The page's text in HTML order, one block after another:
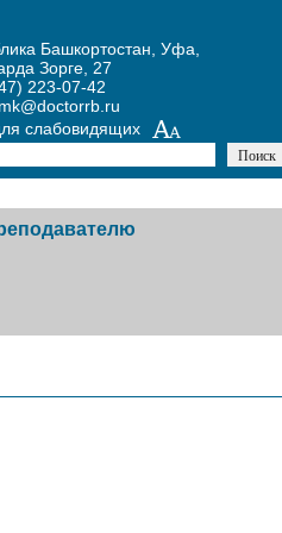
Башкортостан, Уфа,
Зорге, 27
223-07-42
слабовидящих